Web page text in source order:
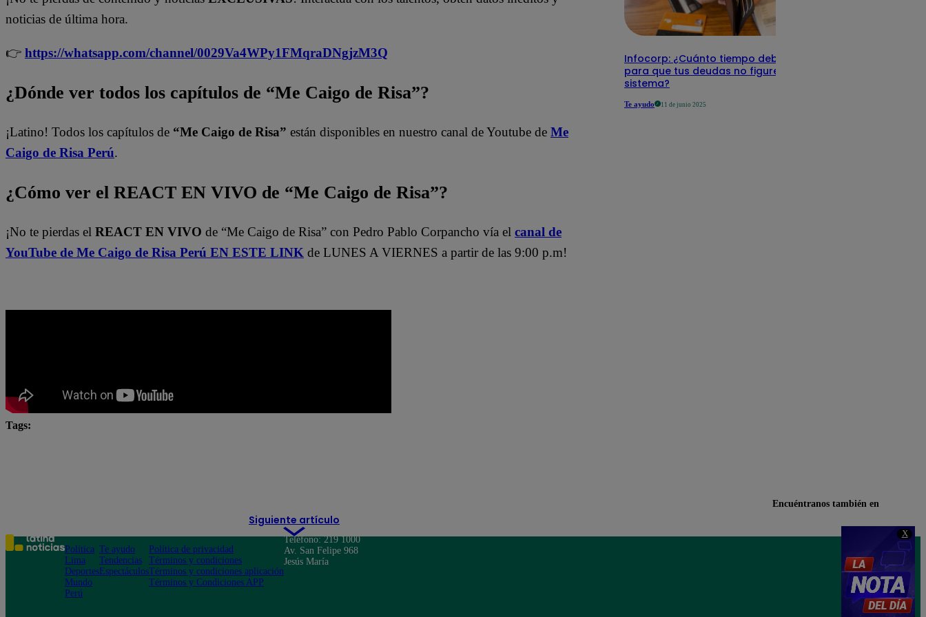
X
noticias de última hora.
👉 https://whatsapp.com/channel/0029Va4WPy1FMqraDNgjzM3Q
¿Dónde ver todos los capítulos de “Me Caigo de Risa”?
¡Latino! Todos los capítulos de “Me Caigo de Risa” están disponibles en nuestro canal de Youtube de Me
Caigo de Risa Perú.
¿Cómo ver el REACT EN VIVO de “Me Caigo de Risa”?
¡No te pierdas el REACT EN VIVO de “Me Caigo de Risa” con Pedro Pablo Corpancho vía el canal de
YouTube de Me Caigo de Risa Perú EN ESTE LINK de LUNES A VIERNES a partir de las 9:00 p.m!
Tags:
Siguiente artículo
Infocorp: ¿Cuánto tiempo debe pasar
para que tus deudas no figuren en su
sistema?
Te ayudo 11 de junio 2025
Encuéntranos también en
Política
Lima
Deportes
Mundo
Perú
Te ayudo
Tendencias
Espectáculos
Política de privacidad
Términos y condiciones
Términos y condiciones aplicación
Términos y Condiciones APP
Teléfono: 219 1000
Av. San Felipe 968
Jesús María